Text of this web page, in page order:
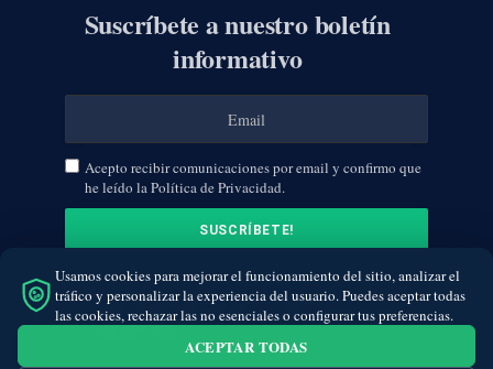
Suscríbete a nuestro boletín
informativo
Acepto recibir comunicaciones por email y confirmo que
he leído la Política de Privacidad.
Usamos cookies para mejorar el funcionamiento del sitio, analizar el
tráfico y personalizar la experiencia del usuario. Puedes aceptar todas
las cookies, rechazar las no esenciales o configurar tus preferencias.
ACEPTAR TODAS